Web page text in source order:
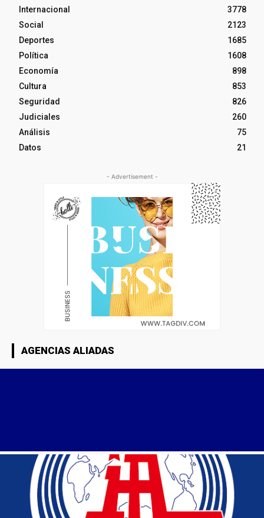
Internacional
3778
Social
2123
Deportes
1685
Política
1608
Economía
898
Cultura
853
Seguridad
826
Judiciales
260
Análisis
75
Datos
21
- Advertisement -
AGENCIAS ALIADAS